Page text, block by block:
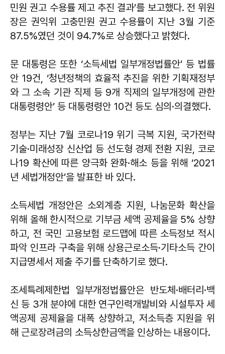
민원 권고 수용률 제고 추진 결과’를 보고했다. 전 위원
장은 권익위 고충민원 권고 수용률이 지난 3월 기준
87.5%였던 것이 94.7%로 상승했다고 밝혔다.
문 대통령은 또한 ‘소득세법 일부개정법률안’ 등 법률
안 19건, ‘청년정책의 효율적 추진을 위한 기획재정부
와 그 소속 기관 직제 등 9개 직제의 일부개정에 관한
대통령령안’ 등 대통령령안 10건 등도 심의·의결했다.
정부는 지난 7월 코로나19 위기 극복 지원, 국가전략
기술·미래성장 신산업 등 선도형 경제 전환 지원, 코로
나19 확산에 따른 양극화 완화·해소 등을 위해 ‘2021
년 세법개정안’을 발표한 바 있다.
소득세법 개정안은 소외계층 지원, 나눔문화 확산을
위해 올해 한시적으로 기부금 세액 공제율을 5% 상향
하고, 전 국민 고용보험 로드맵에 따른 소득정보 적시
파악 인프라 구축을 위해 상용근로소득·기타소득 간이
지급명세서 제출 주기를 단축하기로 했다.
조세특례제한법 일부개정법률안은 반도체·배터리·백
신 등 3개 분야에 대한 연구인력개발비와 시설투자 세
액공제 공제율을 대폭 상향하고, 저소득층 지원을 위
해 근로장려금의 소득상한금액을 인상하는 내용이다.